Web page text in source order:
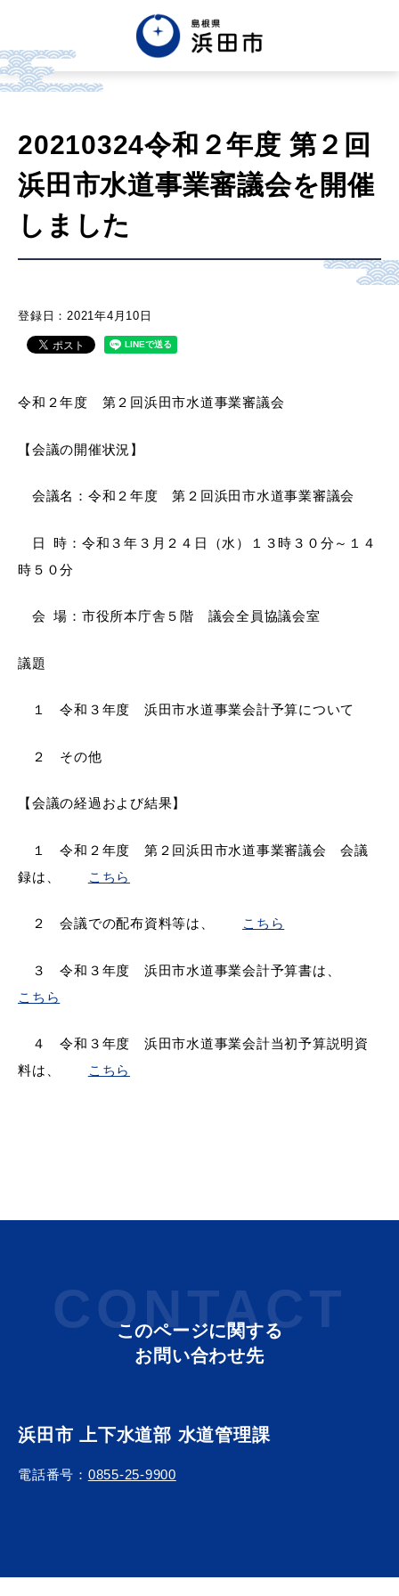
한글 Tiếng việt Tagalog
市政情報
健康・福祉・子育て
産業・ビジネス
移住・定住（はまだぐらし）
観光・飲食
教育
引っ越し・住まい 就職・退職
高齢者・介護
届出・証明 税金
各種相談窓口
公共交通・
20210324令和２年度 第２回
浜田市水道事業審議会を開催
しました
登録日：2021年4月10日
令和２年度 第２回浜田市水道事業審議会
【会議の開催状況】
会議名：令和２年度 第２回浜田市水道事業審議会
日 時：令和３年３月２４日（水）１３時３０分～１４
時５０分
会 場：市役所本庁舎５階 議会全員協議会室
議題
１ 令和３年度 浜田市水道事業会計予算について
２ その他
【会議の経過および結果】
１ 令和２年度 第２回浜田市水道事業審議会 会議
録は、
こちら
２ 会議での配布資料等は、 こちら
３ 令和３年度 浜田市水道事業会計予算書は、
こちら
４ 令和３年度 浜田市水道事業会計当初予算説明資
料は、
こちら
CONTACT
このページに関する
お問い合わせ先
浜田市 上下水道部 水道管理課
電話番号： 0855-25-9900